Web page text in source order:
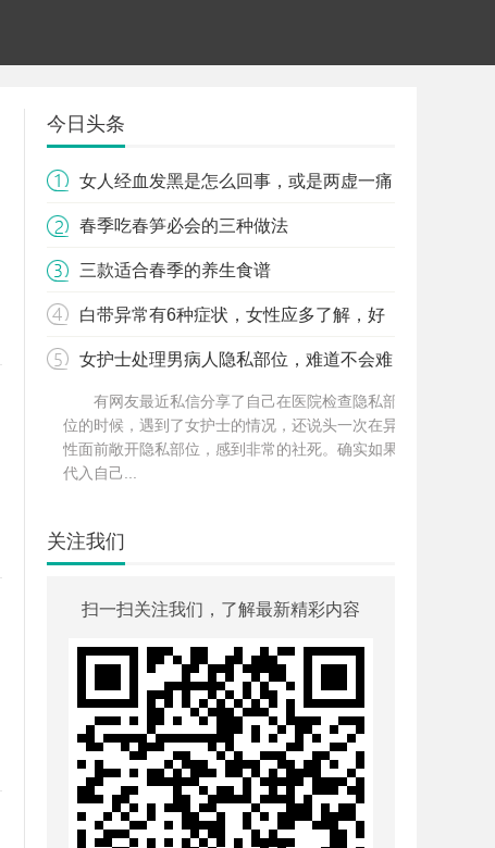
今日头条
女人经血发黑是怎么回事，或是两虚一痛
春季吃春笋必会的三种做法
三款适合春季的养生食谱
白带异常有6种症状，女性应多了解，好
好爱护自己
女护士处理男病人隐私部位，难道不会难
为情吗？27岁护士说出经
有网友最近私信分享了自己在医院检查隐私部
位的时候，遇到了女护士的情况，还说头一次在异
性面前敞开隐私部位，感到非常的社死。确实如果
代入自己...
关注我们
扫一扫关注我们，了解最新精彩内容